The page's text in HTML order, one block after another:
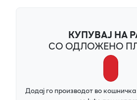
КУПУВАЈ НА
СО ОДЛОЖЕНО
Додај го производот во